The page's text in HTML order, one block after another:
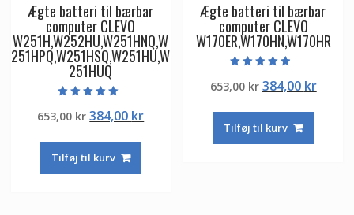
Ægte batteri til bærbar
computer CLEVO
W251H,W252HU,W251HNQ,W
251HPQ,W251HSQ,W251HU,W
251HUQ
5.00
ud af 5
653,00krDen
pris
var:
384,00 krDen
Tilføj til kurv
Ægte batteri til bærbar
computer CLEVO
W170ER,W170HN,W170HR
4.50
ud af 5
653,00kr Den
pris
var:
384,00 krDen
Tilføj til kurv